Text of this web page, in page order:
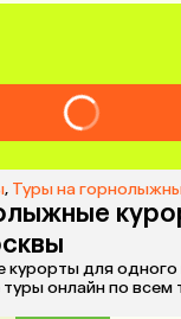
, Туры на горнолыжные
курорты для
онлайн по всем